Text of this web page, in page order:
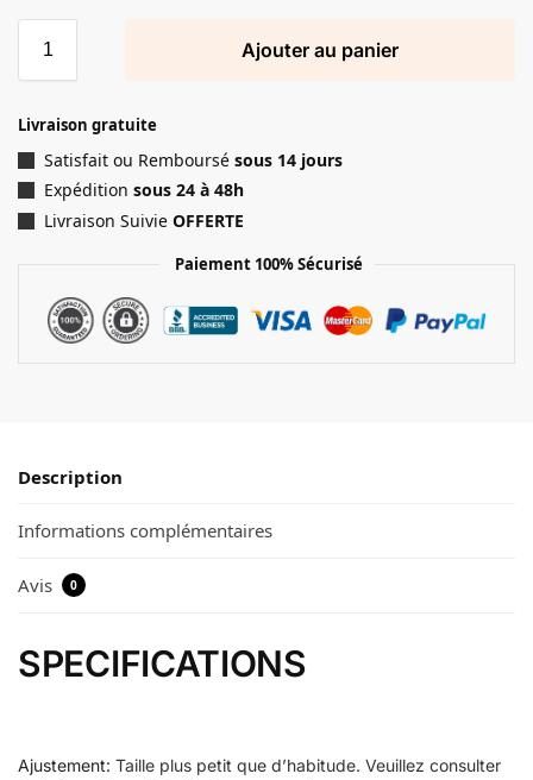
Ajouter au panier
Livraison gratuite
Satisfait ou Remboursé sous 14 jours
Expédition sous 24 à 48h
Livraison Suivie OFFERTE
Paiement 100% Sécurisé
Description
Informations complémentaires
Avis 0
SPECIFICATIONS
Ajustement: Taille plus petit que d’habitude. Veuillez consulter